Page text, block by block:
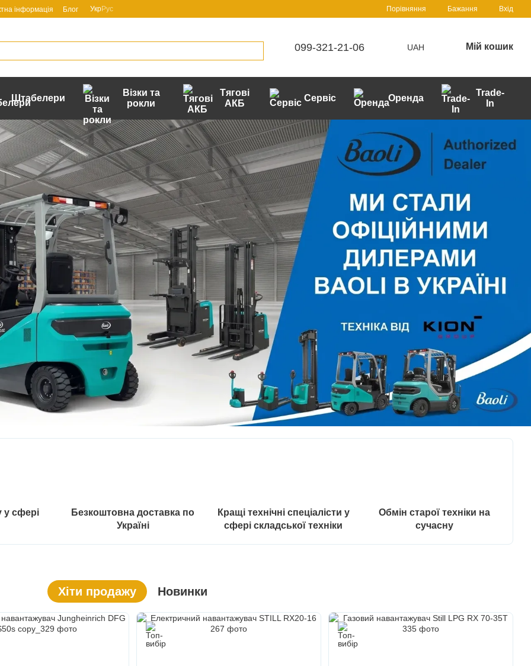
інформація Блог УкрРус Порівняння Бажання Вхід
099-321-21-06 UAH Мій кошик
Штабелери
Візки та
рокли
Тягові
АКБ
Сервіс Оренда
Trade-
In
у сфері
Безкоштовна доставка по
Україні
Кращі технічні спеціалісти у
сфері складської техніки
Обмін старої техніки на
сучасну
Хіти продажу Новинки